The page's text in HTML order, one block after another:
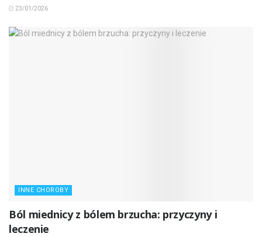
23/01/2026
INNE CHOROBY
Ból miednicy z bólem brzucha: przyczyny i
leczenie